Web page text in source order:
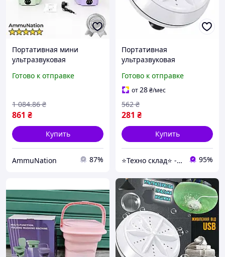
Портативная мини
ультразвуковая
для быстрой и бережной
Готово к отправке
861 ₴
1 084.86 ₴
Купить
AmmuNation 87%
Портативная
ультразвуковая
мини машинка для
стирки YB-881 белья usb
Готово к отправке
от28₴/мес
281 ₴
562 ₴
Купить
⭐️Техно склад⭐️ - лідери продажів продукції, завдяки новим технологіям. 95%